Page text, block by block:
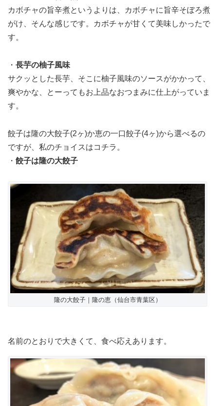
カボチャの旨辛煮というよりは、カボチャに旨辛そぼろ煮
がけ、そんな感じです。カボチャが甘くて美味しかったで
す。
・ 長芋の柚子風味
サクッとした長芋、そこに柚子風味のソースがかかって、
爽やかな、とーってもお上品なおつまみに仕上がっていま
す。
餃子は隆の大餃子(2ヶ)か恵の一口餃子(4ヶ)から選べるの
ですが、私のチョイスはコチラ。
・ 餃子は隆の大餃子
隆の大餃子｜隆の恵（仙台市青葉区）
名前のとおりで大きくて、食べ応えあります。